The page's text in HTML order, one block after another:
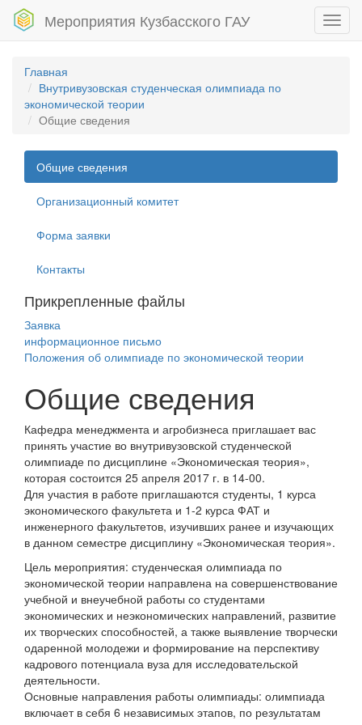
Мероприятия Кузбасского ГАУ
Главная
Внутривузовская студенческая олимпиада по
экономической теории
Общие сведения
Общие сведения
Организационный комитет
Форма заявки
Контакты
Прикрепленные файлы
Заявка
информационное письмо
Положения об олимпиаде по экономической теории
Общие сведения
Кафедра менеджмента и агробизнеса приглашает вас
принять участие во внутривузовской студенческой
олимпиаде по дисциплине «Экономическая теория»,
которая состоится 25 апреля 2017 г. в 14-00.
Для участия в работе приглашаются студенты, 1 курса
экономического факультета и 1-2 курса ФАТ и
инженерного факультетов, изучивших ранее и изучающих
в данном семестре дисциплину «Экономическая теория».
Цель мероприятия: студенческая олимпиада по
экономической теории направлена на совершенствование
учебной и внеучебной работы со студентами
экономических и неэкономических направлений, развитие
их творческих способностей, а также выявление творчески
одаренной молодежи и формирование на перспективу
кадрового потенциала вуза для исследовательской
деятельности.
Основные направления работы олимпиады: олимпиада
включает в себя 6 независимых этапов, по результатам